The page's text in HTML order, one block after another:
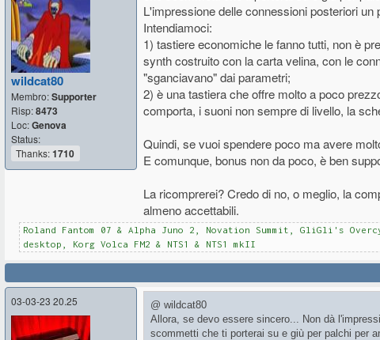
wildcat80
Membro:Supporter
Risp:8473
Loc:Genova
Status:
Thanks:1710
L'impressione delle connessioni posteriori
Intendiamoci:
1) tastiere economiche le fanno tutti, non è
synth costruito con la carta velina, con le
"sganciavano" dai parametri;
2) è una tastiera che offre molto a poco
comporta, i suoni non sempre di livello, la
Quindi, se vuoi spendere poco ma avere
E comunque, bonus non da poco, è ben
La ricomprerei? Credo di no, o meglio, la
almeno accettabili.
Roland Fantom 07 & Alpha Juno 2, Novation Summit, GliGli's
desktop, Korg Volca FM2 & NTS1 & NTS1 mkII
03-03-23 20.25
@ wildcat80
Allora, se devo essere sincero... Non dà
scommetti che ti porterai su e giù per palchi per